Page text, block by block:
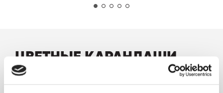
ЦВЕТНЫЕ КАРАНДАШИ
KOLORES JUMBO